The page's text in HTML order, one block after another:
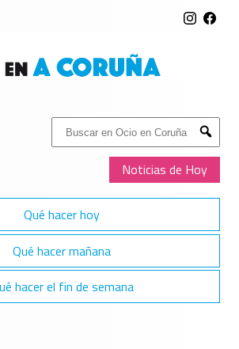
Buscar:
Submit
Noticias de Hoy
Qué hacer hoy
Qué hacer mañana
hacer el fin de semana